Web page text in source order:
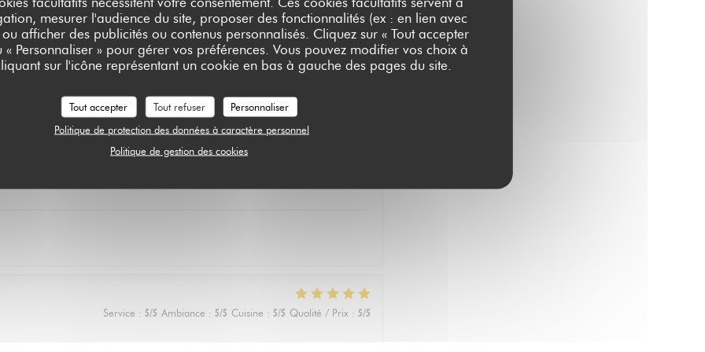
mesurer l'audience du site, proposer des fonctionnalités (ex : en lien avec
afficher des publicités ou contenus personnalisés. Cliquez sur « Tout accepter
« Personnaliser » pour gérer vos préférences. Vous pouvez modifier vos choix à
sur l'icône représentant un cookie en bas à gauche des pages du site.
Tout accepter Tout refuser
Personnaliser
Politique de protection des données à caractère personnel
Politique de gestion des cookies
Service : 5/5 Ambiance: 5/5 Cuisine: 5/5 Qualité / Prix : 5/5
un peu sur le vegan) a adoré les lasagnes !
Service : 5/5 Ambiance : 5/5 Cuisine : 5/5 Qualité / Prix : 5/5